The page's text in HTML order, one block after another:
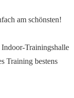
am schönsten!
Trainingshalle
Training bestens